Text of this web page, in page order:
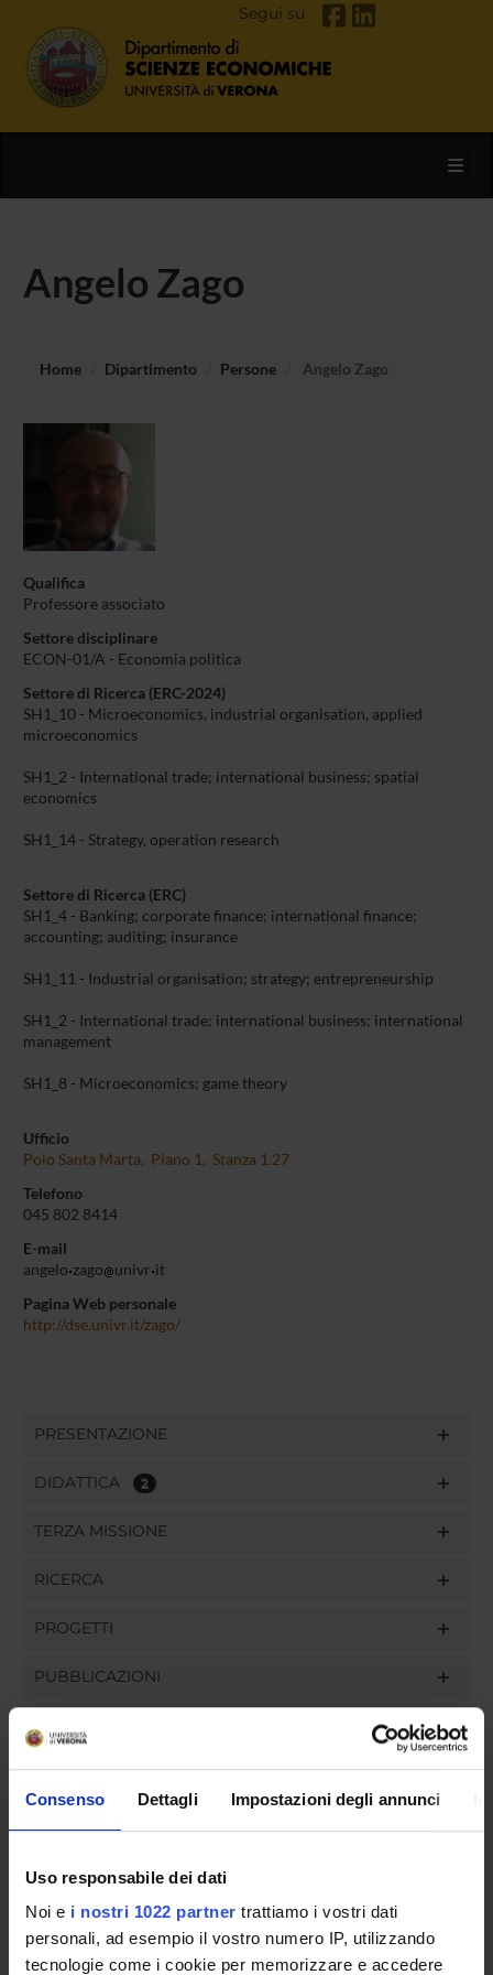
Consenso Dettagli Impostazioni degli annunci
Uso responsabile dei dati
Noi e i nostri 1022 partner trattiamo i vostri dati
personali, ad esempio il vostro numero IP, utilizzando
tecnologie come i cookie per memorizzare e accedere
Segui su
Angelo Zago
Home Dipartimento Persone Angelo Zago
Qualifica
Professore associato
Settore disciplinare
ECON-01/A - Economia politica
Settore di Ricerca (ERC-2024)
SH1_10 - Microeconomics, industrial organisation, applied
microeconomics
SH1_2 - International trade; international business; spatial
economics
SH1_14 - Strategy, operation research
Settore di Ricerca (ERC)
SH1_4 - Banking; corporate finance; international finance;
accounting; auditing; insurance
SH1_11 - Industrial organisation; strategy; entrepreneurship
SH1_2 - International trade; international business; international
management
SH1_8 - Microeconomics; game theory
Ufficio
Polo Santa Marta, Piano 1, Stanza 1.27
Telefono
045 802 8414
E-mail
angelo zago univr it
Pagina Web personale
http://dse.univr.it/zago/
PRESENTAZIONE
DIDATTICA 2
TERZA MISSIONE
RICERCA
PROGETTI
PUBBLICAZIONI
INCARICHI
GOVERNANCE
COMMISSIONI